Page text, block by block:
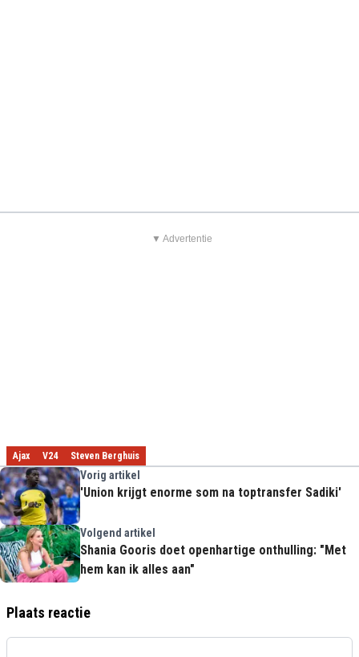
▼ Advertentie
Ajax V24 Steven Berghuis
Vorig artikel
'Union krijgt enorme som na toptransfer Sadiki'
Volgend artikel
Shania Gooris doet openhartige onthulling: "Met
hem kan ik alles aan"
Plaats reactie